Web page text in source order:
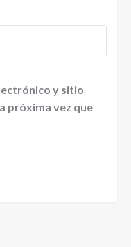
y sitio
próxima vez que